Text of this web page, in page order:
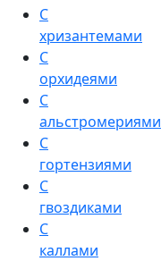
С
хризантемами
С
орхидеями
С
альстромериями
С
гортензиями
С
гвоздиками
С
каллами